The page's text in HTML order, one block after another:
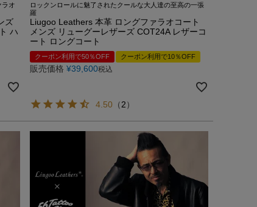
ラオ
ズ
ハ
ロックンロールに魅了されたクールな大人達の至高の一張
羅
Liugoo Leathers 本革 ロングファラオコート
メンズ リューグーレザーズ COT24A レザーコ
ート ロングコート
クーポン利用で50％OFF クーポン利用で10％OFF
販売価格 ¥39,600税込
4.50 （2）